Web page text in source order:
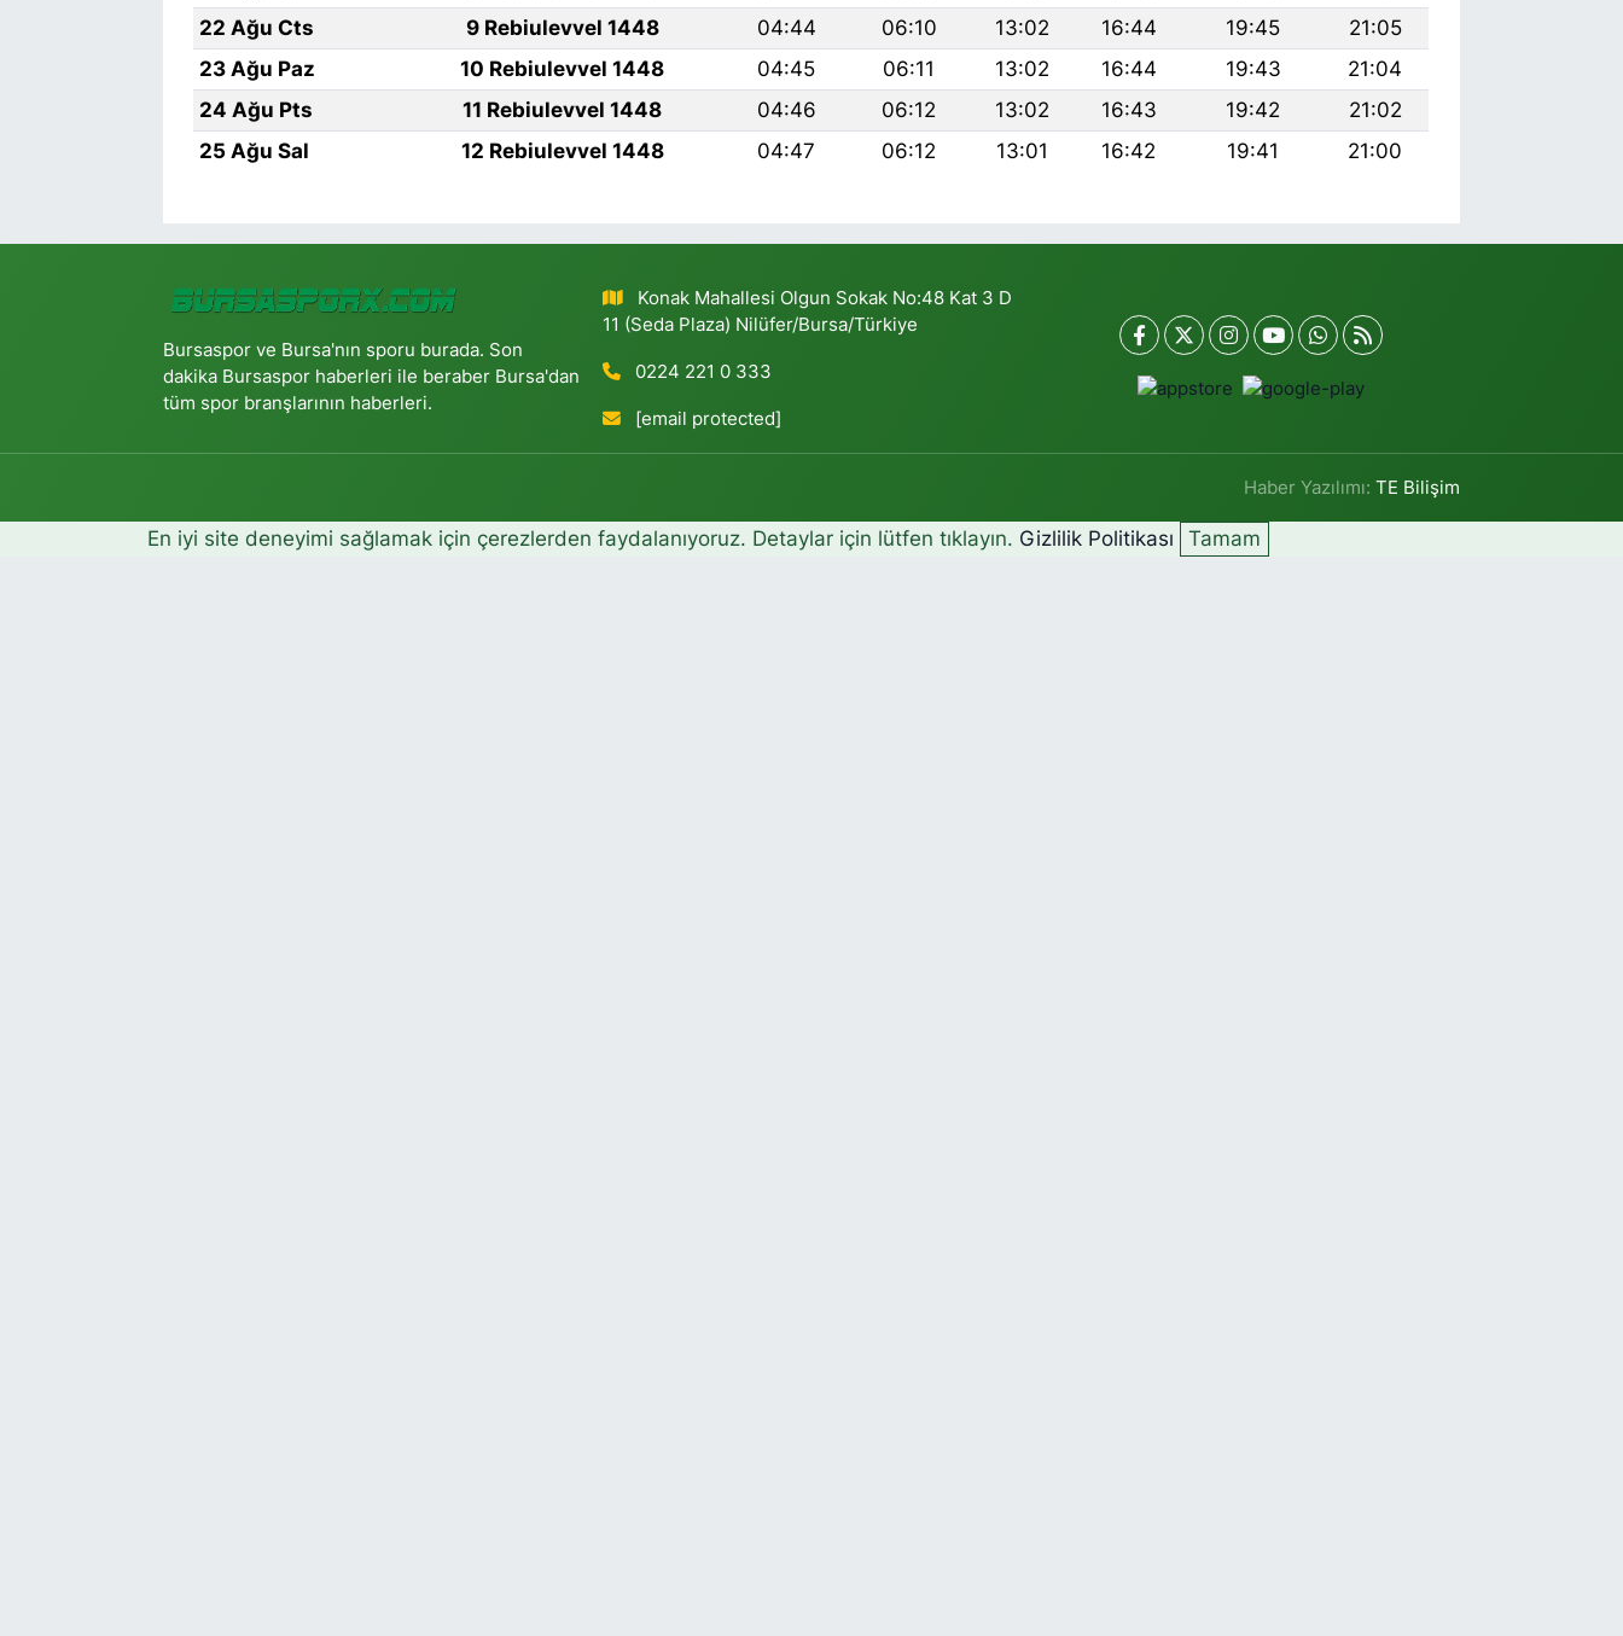
22 Ağu Cts
9 Rebiulevvel 1448 04:44 06:10 13:02 16:44 19:45
21:05
23 Ağu Paz
10 Rebiulevvel 1448 04:45 06:11 13:02 16:44 19:43
21:04
24 Ağu Pts
11 Rebiulevvel 1448 04:46 06:12 13:02 16:43 19:42
21:02
25 Ağu Sal
12 Rebiulevvel 1448 04:47 06:12 13:01 16:42 19:41 21:00
Bursaspor ve Bursa'nın sporu burada. Son
dakika Bursaspor haberleri ile beraber Bursa'dan
tüm spor branşlarının haberleri.
Konak Mahallesi Olgun Sokak No:48 Kat 3 D
11 (Seda Plaza) Nilüfer/Bursa/Türkiye
0224 221 0 333
[email protected]
Haber Yazılımı:TE Bilişim
En iyi site deneyimi sağlamak için çerezlerden faydalanıyoruz. Detaylar için lütfen tıklayın. Gizlilik Politikası Tamam